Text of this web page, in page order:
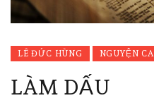
LÊ ĐỨC HÙNG NGUYỆN CA
LÀM DẤU